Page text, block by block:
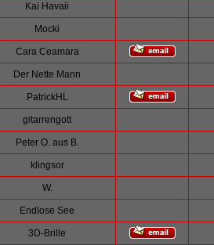
Kai Havaii
Mocki
Cara Ceamara
Der Nette Mann
PatrickHL
gitarrengott
Peter O. aus B.
klingsor
W.
Endlose See
3D-Brille